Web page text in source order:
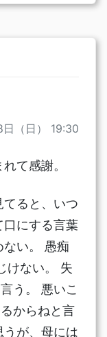
（日） 19:30
て感謝。
ると、いつ
口にする言葉
い。 愚痴
けない。 失
う。 悪いこ
からねと言
うが、母には